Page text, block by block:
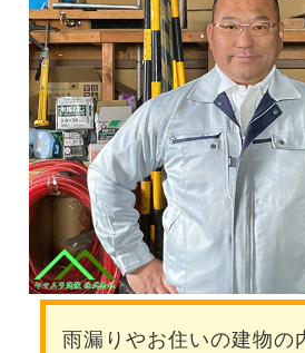
雨漏りやお住いの建物の